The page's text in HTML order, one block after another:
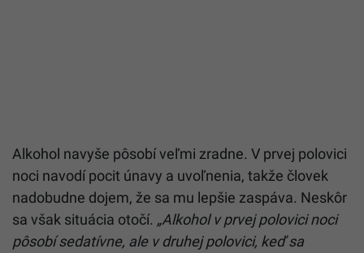
Alkohol navyše pôsobí veľmi zradne. V prvej polovici
noci navodí pocit únavy a uvoľnenia, takže človek
nadobudne dojem, že sa mu lepšie zaspáva. Neskôr
sa však situácia otočí. „Alkohol v prvej polovici noci
pôsobí sedatívne, ale v druhej polovici, keď sa